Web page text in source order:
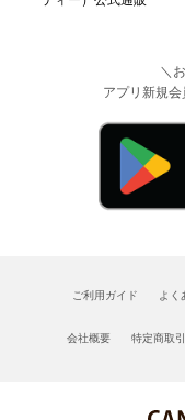
＼
アプリ新規
ご利用ガイド よく
会社概要 特定商取